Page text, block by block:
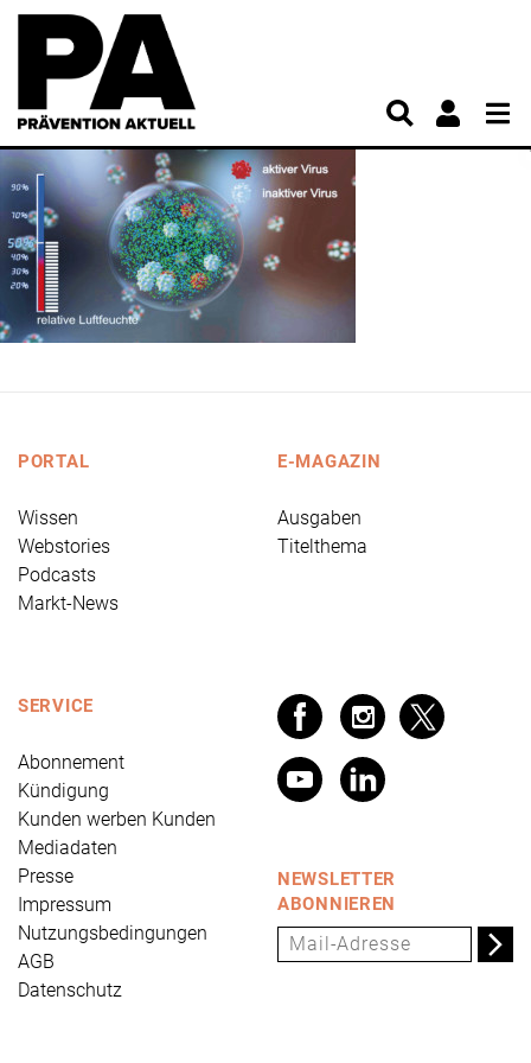
PORTAL
Wissen
Webstories
Podcasts
Markt-News
E-MAGAZIN
Ausgaben
Titelthema
SERVICE
Abonnement
Kündigung
Kunden werben Kunden
Mediadaten
Presse
Impressum
Nutzungsbedingungen
AGB
Datenschutz
NEWSLETTER
ABONNIEREN